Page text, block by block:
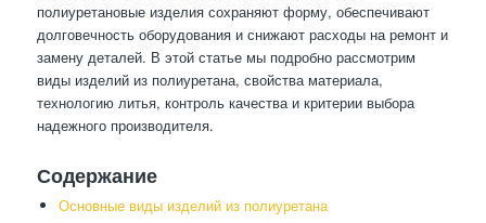
полиуретановые изделия сохраняют форму, обеспечивают
долговечность оборудования и снижают расходы на ремонт и
замену деталей. В этой статье мы подробно рассмотрим
виды изделий из полиуретана, свойства материала,
технологию литья, контроль качества и критерии выбора
надежного производителя.
Содержание
Основные виды изделий из полиуретана